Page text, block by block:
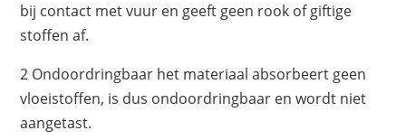
bij contact met vuur en geeft geen rook of giftige
stoffen af.
2 Ondoordringbaar het materiaal absorbeert geen
vloeistoffen, is dus ondoordringbaar en wordt niet
aangetast.